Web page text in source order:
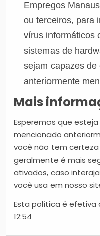
Empregos
ou terceiros, para
vírus informáticos
sistemas de
sejam capazes de
anteriormente
Mais
Esperemos que
mencionado
você não tem certeza
geralmente é mais
ativados, caso
você usa em nosso
Esta política é efetiva
12:54